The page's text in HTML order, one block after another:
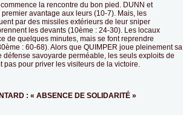
la rencontre du bon pied. DUNN et
premier avantage aux leurs (10-7). Mais, les
par des missiles extérieurs de leur sniper
les devants (10ème : 24-30). Les locaux
de quelques minutes, mais se font reprendre
: 60-68). Alors que QUIMPER joue pleinement sa
défense savoyarde perméable, les seuls exploits de
pas pour priver les visiteurs de la victoire.
: « ABSENCE DE SOLIDARITÉ »